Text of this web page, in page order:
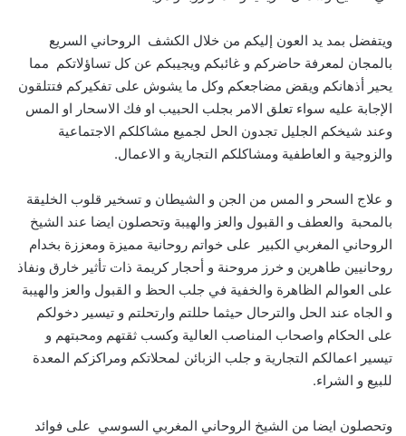
ويتفضل بمد يد العون إليكم من خلال الكشف الروحاني السريع
بالمجان لمعرفة حاضركم و غائبكم ويجيبكم عن كل تساؤلاتكم مما
يحير أذهانكم ويقض مضاجعكم وكل ما يشوش على تفكيركم فتتلقون
الإجابة عليه سواء تعلق الامر بجلب الحبيب او فك الاسحار او المس
وعند شيخكم الجليل تجدون الحل لجميع مشاكلكم الاجتماعية
والزوجية و العاطفية ومشاكلكم التجارية و الاعمال.
و علاج السحر و المس من الجن و الشيطان و تسخير قلوب الخليقة
بالمحبة والعطف و القبول والعز والهيبة وتحصلون ايضا عند الشيخ
الروحاني المغربي الكبير على خواتم روحانية مميزة ومعززة بخدام
روحانيين طاهرين و خرز مروحنة و أحجار كريمة ذات تأثير خارق ونفاذ
على العوالم الظاهرة والخفية في جلب الحظ و القبول والعز والهيبة
و الجاه عند الحل والترحال حيثما حللتم وارتحلتم و تيسير دخولكم
على الحكام واصحاب المناصب العالية وكسب ثقتهم ومحبتهم و
تيسير اعمالكم التجارية و جلب الزبائن لمحلاتكم ومراكزكم المعدة
للبيع و الشراء.
وتحصلون ايضا من الشيخ الروحاني المغربي السوسي على فوائد